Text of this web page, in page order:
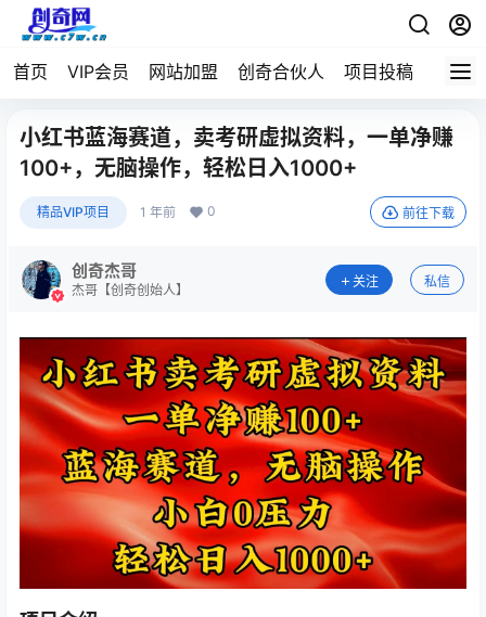
首页 VIP会员 网站加盟 创奇合伙人 项目投稿
小红书蓝海赛道，卖考研虚拟资料，一单净赚
100+，无脑操作，轻松日入1000+
精品VIP项目 1 年前 0 前往下载
创奇杰哥
杰哥【创奇创始人】
关注 私信